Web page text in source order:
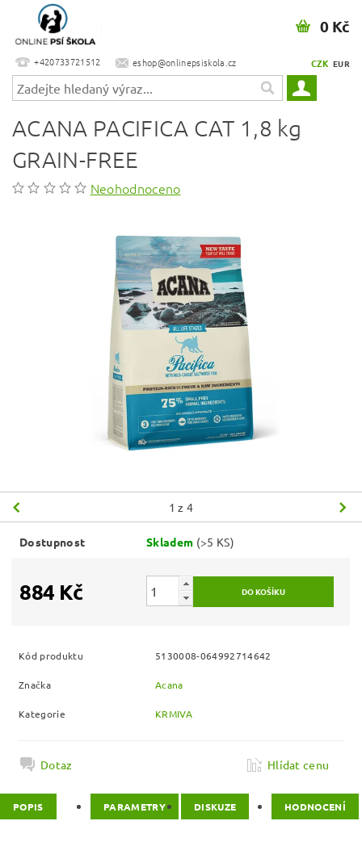
+420733721512 eshop@onlinepsiskola.cz CZK EUR
0 Kč
ACANA PACIFICA CAT 1,8 kg
GRAIN-FREE
Neohodnoceno
1 z 4
Dostupnost Skladem (>5 KS)
884 Kč
Kód produktu 5130008-064992714642
Značka Acana
Kategorie KRMIVA
Dotaz Hlídat cenu
POPIS PARAMETRY DISKUZE HODNOCENÍ